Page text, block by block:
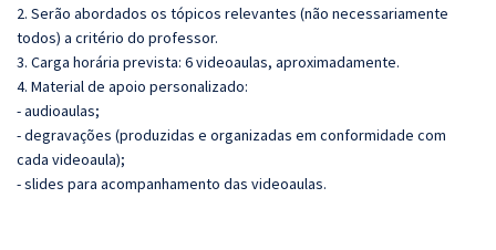
2. Serão abordados os tópicos relevantes (não necessariamente
todos) a critério do professor.
3. Carga horária prevista: 6 videoaulas, aproximadamente.
4. Material de apoio personalizado:
- audioaulas;
- degravações (produzidas e organizadas em conformidade com
cada videoaula);
- slides para acompanhamento das videoaulas.